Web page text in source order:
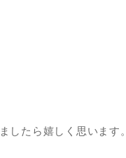
したら嬉しく思います